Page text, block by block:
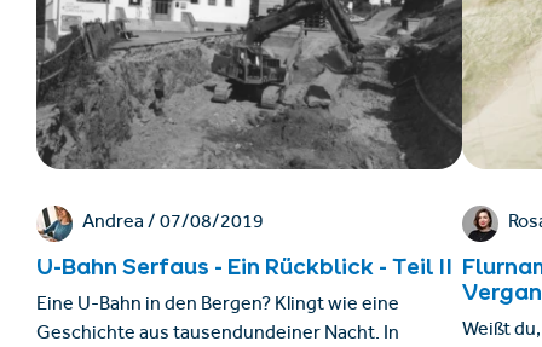
Andrea / 07/08/2019
U-Bahn Serfaus - Ein Rückblick - Teil II
Eine U-Bahn in den Bergen? Klingt wie eine
Geschichte aus tausendundeiner Nacht. In
Weißt